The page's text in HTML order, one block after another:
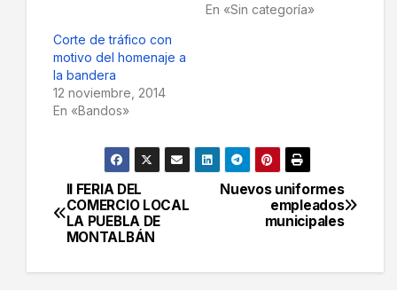
En «Sin categoría»
Corte de tráfico con
motivo del homenaje a
la bandera
12 noviembre, 2014
En «Bandos»
Navegación
de
entradas
Nuevos uniformes
empleados
municipales
II FERIA DEL
COMERCIO LOCAL
LA PUEBLA DE
MONTALBÁN